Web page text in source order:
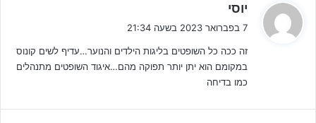
התלונן בפי איגוד השופטים על שיבוץ זהה לפני כחודש,
מהאיגוד לשלוח את אותו שופט שובלשפוט במשחק מכריע בו אותו
מועדון לוקח חלק.
יוסי
ב
:
7 בפברואר 2023 בשעה 21:34
זה ככה כל השופטים בליגות הילדים והנוער…עדיף לשים קונוס
במקומם הוא יתן יותר תפוקה מהם…איגוד השופטים מתנהלים
כמו בדיחה